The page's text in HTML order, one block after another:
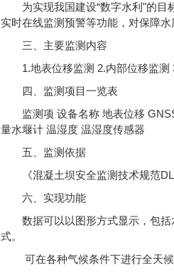
为实现我国建设“数字水利"的
实时在线监测预警等功能，对保障
三、主要监测内容
1.地表位移监测 2.内部位移监
四、监测项目一览表
监测项 设备名称 地表位移
量水堰计 温湿度 温湿度传感器
五、监测依据
《混凝土坝安全监测技术规范
六、实现功能
数据可以以图形方式显示，包
式。
可在各种气候条件下进行全天候